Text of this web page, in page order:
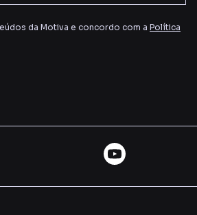
da Motiva e concordo com a Política